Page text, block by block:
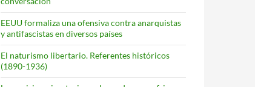
EEUU formaliza una ofensiva contra anarquistas
y antifascistas en diversos países
El naturismo libertario. Referentes históricos
(1890-1936)